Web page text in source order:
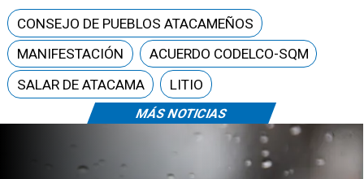
MÁS NOTICIAS
CONSEJO DE PUEBLOS ATACAMEÑOS
MANIFESTACIÓN
ACUERDO CODELCO-SQM
SALAR DE ATACAMA
LITIO